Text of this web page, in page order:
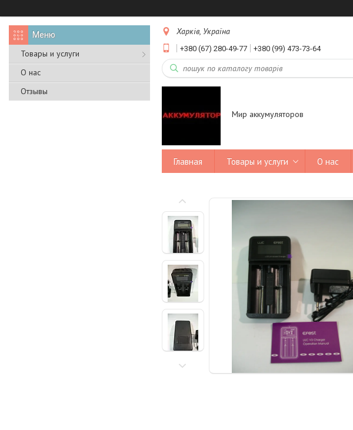
Товары и услуги
О нас
Отзывы
Харків, Україна
+380 (67) 280-49-77 +380 (99) 473-73-64
Мир аккумуляторов
Главная Товары и услуги О нас